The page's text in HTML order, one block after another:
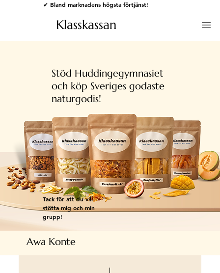
✔ Bland marknadens högsta förtjänst!
Klasskassan
Stöd Huddingegymnasiet
och köp Sveriges godaste
naturgodis!
Tack för att du vill
stötta mig och min
grupp!
Awa Konte